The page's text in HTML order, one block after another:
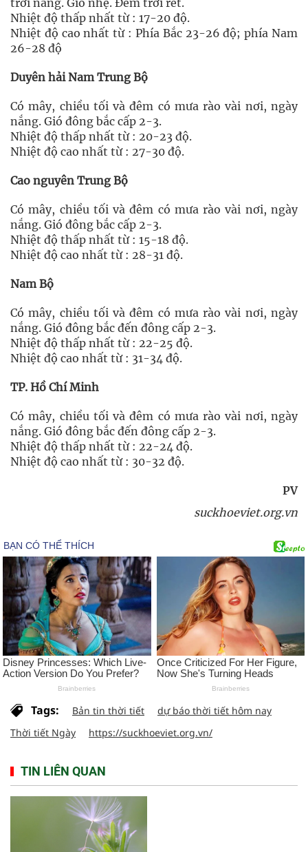
trời nắng. Gió nhẹ. Đêm trời rét.
Nhiệt độ thấp nhất từ : 17-20 độ.
Nhiệt độ cao nhất từ : Phía Bắc 23-26 độ; phía Nam
26-28 độ
Duyên hải Nam Trung Bộ
Có mây, chiều tối và đêm có mưa rào vài nơi, ngày
nắng. Gió đông bắc cấp 2-3.
Nhiệt độ thấp nhất từ : 20-23 độ.
Nhiệt độ cao nhất từ : 27-30 độ.
Cao nguyên Trung Bộ
Có mây, chiều tối và đêm có mưa rào vài nơi, ngày
nắng. Gió đông bắc cấp 2-3.
Nhiệt độ thấp nhất từ : 15-18 độ.
Nhiệt độ cao nhất từ : 28-31 độ.
Nam Bộ
Có mây, chiều tối và đêm có mưa rào vài nơi, ngày
nắng. Gió đông bắc đến đông cấp 2-3.
Nhiệt độ thấp nhất từ : 22-25 độ.
Nhiệt độ cao nhất từ : 31-34 độ.
TP. Hồ Chí Minh
Có mây, chiều tối và đêm có mưa rào vài nơi, ngày
nắng. Gió đông bắc đến đông cấp 2-3.
Nhiệt độ thấp nhất từ : 22-24 độ.
Nhiệt độ cao nhất từ : 30-32 độ.
PV
suckhoeviet.org.vn
Tags: Bản tin thời tiết
dự báo thời tiết hôm nay
Thời tiết Ngày
https://suckhoeviet.org.vn/
TIN LIÊN QUAN